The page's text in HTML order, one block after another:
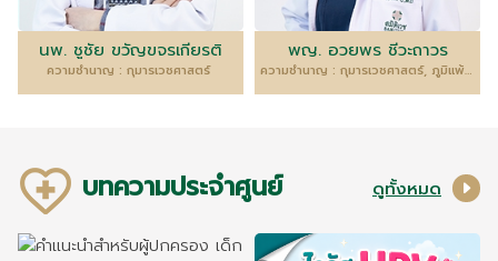
นพ. ชูชัย ขวัญขจรเกียรติ
ความชำนาญ : กุมารเวชศาสตร์
พญ. อวยพร ชีวะถาวร
ความชำนาญ : กุมารเวชศาสตร์, ภูมิแพ้และภูมิคุ้มกันวิทยา
บทความประจำศูนย์ ดูทั้งหมด